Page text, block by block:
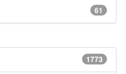
61
1773